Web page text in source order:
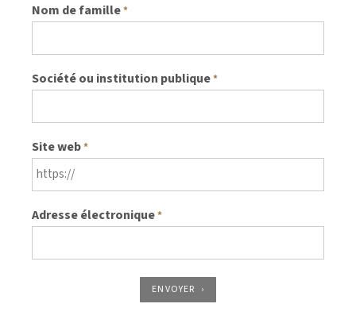
Nom de famille*
Société ou institution publique*
Site web*
Adresse électronique*
ENVOYER